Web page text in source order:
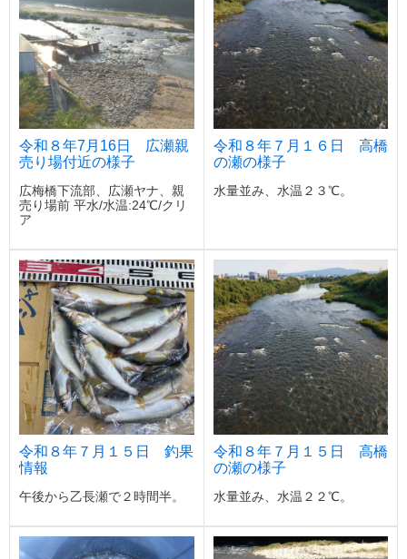
令和８年7月16日 広瀬親
売り場付近の様子
広梅橋下流部、広瀬ヤナ、親
売り場前 平水/水温:24℃/クリ
ア
令和８年７月１６日 高橋
の瀬の様子
水量並み、水温２３℃。
令和８年７月１５日 釣果
情報
午後から乙長瀬で２時間半。
令和８年７月１５日 高橋
の瀬の様子
水量並み、水温２２℃。